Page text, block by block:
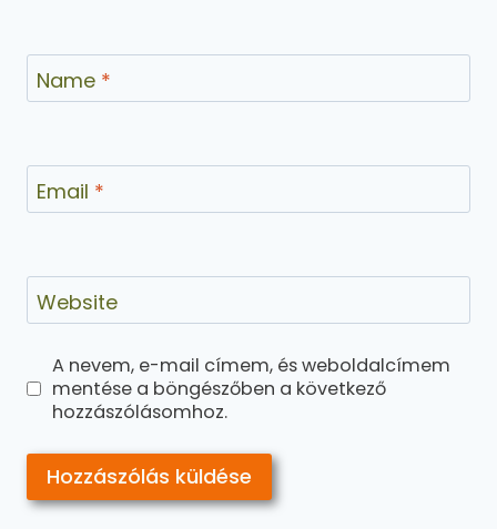
Name *
Email *
Website
A nevem, e-mail címem, és weboldalcímem
mentése a böngészőben a következő
hozzászólásomhoz.